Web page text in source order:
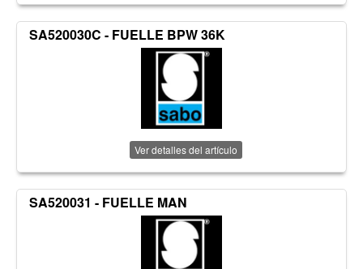
SA520030C - FUELLE BPW 36K
Ver detalles del artículo
SA520031 - FUELLE MAN